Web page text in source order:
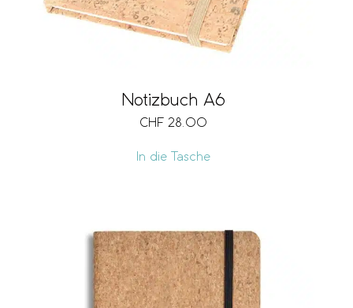
Notizbuch A6
CHF 28.00
In die Tasche